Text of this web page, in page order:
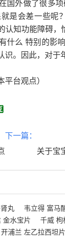
国外做了很多
是会差一些
认知功能障碍
什么 特别的影
。因此，对于
台观点）
下一篇：
关于宝
丸 韦立得 富马
金水宝片 千威 枸
开浦兰 左乙拉西坦片